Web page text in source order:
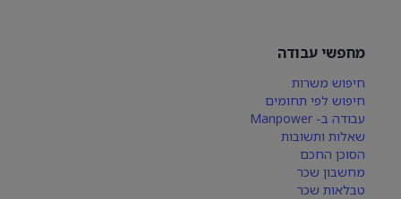
מחפשי עבודה
חיפוש משרות
חיפוש לפי תחומים
עבודה ב- Manpower
שאלות ותשובות
הסוכן החכם
מחשבון שכר
טבלאות שכר